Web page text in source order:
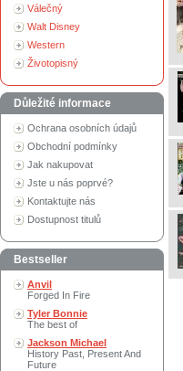
Válečný
Walt Disney
Western
Životopisný
Důležité informace
Ochrana osobních údajů
Obchodní podmínky
Jak nakupovat
Jste u nás poprvé?
Kontaktujte nás
Dostupnost titulů
Bestseller
Anvil
Forged In Fire
Tyler Bonnie
The best of
Jackson Michael
History Past, Present And
Future